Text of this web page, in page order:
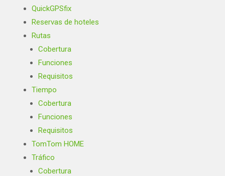
QuickGPSfix
Reservas de hoteles
Rutas
Cobertura
Funciones
Requisitos
Tiempo
Cobertura
Funciones
Requisitos
TomTom HOME
Tráfico
Cobertura